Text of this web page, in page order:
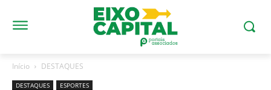
Início DESTAQUES
DESTAQUES ESPORTES